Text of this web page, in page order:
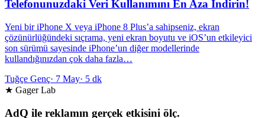
Telefonunuzdaki Veri Kullanımını En Aza İndirin!
Yeni bir iPhone X veya iPhone 8 Plus’a sahipseniz, ekran
çözünürlüğündeki sıçrama, yeni ekran boyutu ve iOS’un etkileyici
son sürümü sayesinde iPhone’un diğer modellerinde
kullandığınızdan çok daha fazla…
Tuğçe Genç· 7 May· 5 dk
★ Gager Lab
AdQ ile reklamın gerçek etkisini ölç.